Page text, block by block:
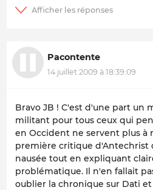
Pacontente
14 juillet 2009 à 18:39:09
Bravo JB ! C'est d'une part un
militant pour tous ceux qui
en Occident ne servent plus à
première critique d'Antechrist
nausée tout en expliquant
problématique. Il n'en fallait
oublier la chronique sur Dati